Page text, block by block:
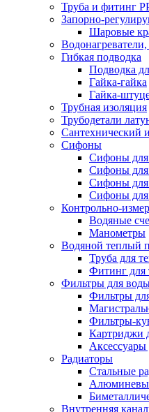
Труба и фитинг
Запорно-
Шаровые
Водонагреватели,
Гибкая подводка
Подводка
Гайка-гайка
Гайка-
Трубная изоляция
Трубодетали
Сантехнический
Сифоны
Сифоны
Сифоны
Сифоны
Сифоны
Контрольно-
Водяные
Манометры
Водяной теплый
Труба для
Фитинг для
Фильтры для
Фильтры
Фильтры-
Картриджи
Аксессуары
Радиаторы
Стальные
Внутренняя